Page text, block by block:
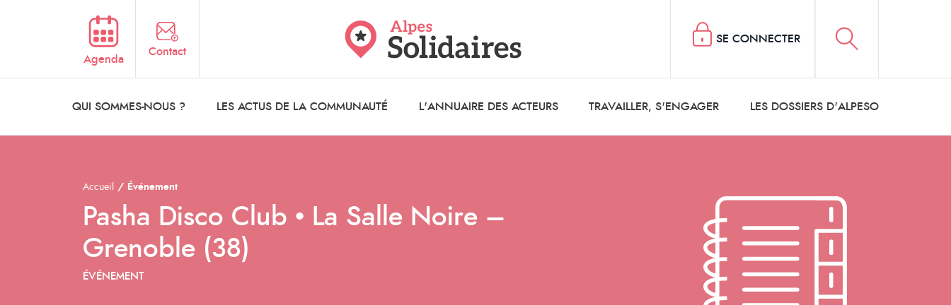
Agenda
Contact
QUI SOMMES-NOUS ? LES ACTUS DE LA COMMUNAUTÉ L'ANNUAIRE DES ACTEURS TRAVAILLER, S'ENGAGER LES DOSSIERS D'ALPESO
SE CONNECTER
Accueil Événement
Pasha Disco Club • La Salle Noire –
Grenoble (38)
ÉVÉNEMENT